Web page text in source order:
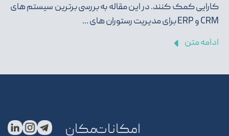
کارایی کمک کنند. در این مقاله به بررسی برترین سیستم های
CRM و ERP برای مدیریت رستوران های ...
ادامه متن
امکاناتمکان